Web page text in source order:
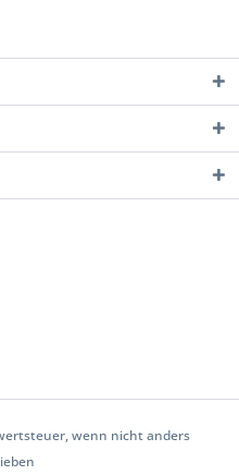
wenn nicht anders